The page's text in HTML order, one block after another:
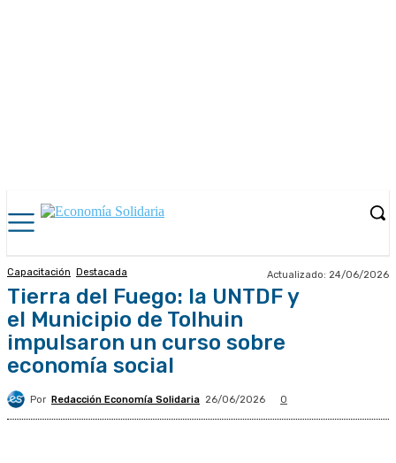
Capacitación Destacada Actualizado: 24/06/2026
Tierra del Fuego: la UNTDF y
el Municipio de Tolhuin
impulsaron un curso sobre
economía social
Por Redacción Economía Solidaria 26/06/2026 0